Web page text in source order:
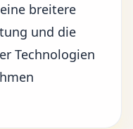
breitere
und die
Technologien